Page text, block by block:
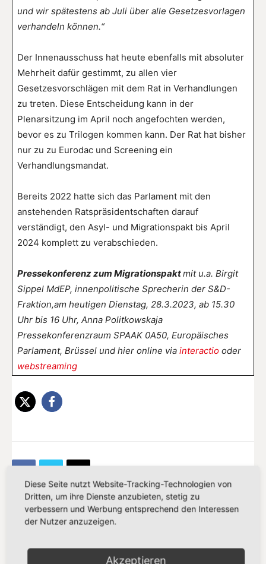
und wir spätestens ab Juli über alle Gesetzesvorlagen
verhandeln können.“
Der Innenausschuss hat heute ebenfalls mit absoluter
Mehrheit dafür gestimmt, zu allen vier
Gesetzesvorschlägen mit dem Rat in Verhandlungen
zu treten. Diese Entscheidung kann in der
Plenarsitzung im April noch angefochten werden,
bevor es zu Trilogen kommen kann. Der Rat hat bisher
nur zu zu Eurodac und Screening ein
Verhandlungsmandat.
Bereits 2022 hatte sich das Parlament mit den
anstehenden Ratspräsidentschaften darauf
verständigt, den Asyl- und Migrationspakt bis April
2024 komplett zu verabschieden.
Pressekonferenz zum Migrationspaktmit u.a. Birgit
Sippel MdEP, innenpolitische Sprecherin der S&D-
Fraktion,am heutigen Dienstag, 28.3.2023, ab 15.30
Uhr bis 16 Uhr, Anna Politkowskaja
Pressekonferenzraum SPAAK 0A50, Europäisches
Parlament, Brüssel und hier online via interactio oder
webstreaming
Vorheriger Artikel
nachhaltigen Abbau fördern“
bekämpfen
Diese Seite nutzt Website-Tracking-Technologien von
Dritten, um ihre Dienste anzubieten, stetig zu
verbessern und Werbung entsprechend den Interessen
der Nutzer anzuzeigen.
Akzeptieren